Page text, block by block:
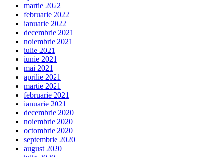
martie 2022
februarie 2022
ianuarie 2022
decembrie 2021
noiembrie 2021
iulie 2021
iunie 2021
mai 2021
aprilie 2021
martie 2021
februarie 2021
ianuarie 2021
decembrie 2020
noiembrie 2020
octombrie 2020
septembrie 2020
august 2020